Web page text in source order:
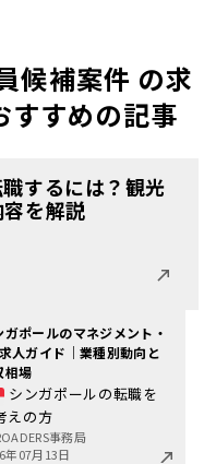
候補案件 の求
すすめの記事
するには？観光
を解説
ガポールのマネジメント・
人ガイド｜業種別動向と
相場
シンガポールの転職を
えの方
事務局
年07月13日